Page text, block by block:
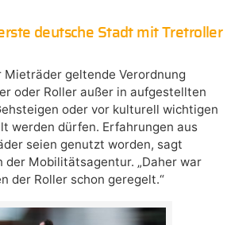
deutsche Stadt mit Tretroller
Mieträder geltende Verordnung
oder Roller außer in aufgestellten
oder vor kulturell wichtigen
werden dürfen. Erfahrungen aus
seien genutzt worden, sagt
der Mobilitätsagentur. „Daher war
der Roller schon geregelt.“